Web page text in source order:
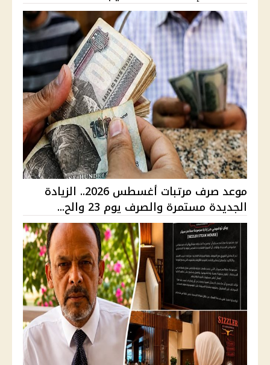
موعد صرف مرتبات أغسطس 2026.. الزيادة
الجديدة مستمرة والصرف يوم 23 والح...